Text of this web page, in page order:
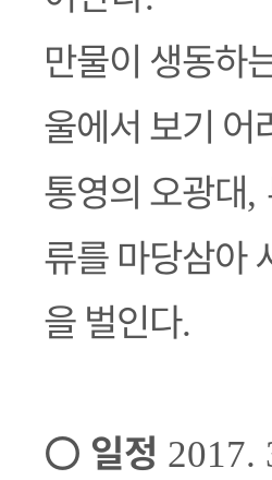
만물이 생동하
울에서 보기 어
통영의 오광대,
류를 마당삼아
을 벌인다.
○ 일정 2017.